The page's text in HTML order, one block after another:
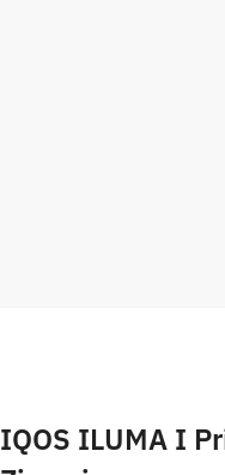
IQOS ILUMA I